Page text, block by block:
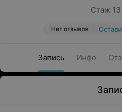
Стаж
Нет отзывов
Запись Инфо